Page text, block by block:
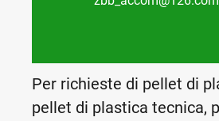
Per richieste di pellet di
pellet di plastica tecnica,